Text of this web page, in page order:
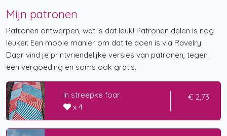
Mijn patronen
Patronen ontwerpen, wat is dat leuk! Patronen delen is nog
leuker. Een mooie manier om dat te doen is via Ravelry.
Daar vind je printvriendelijke versies van patronen, tegen
een vergoeding en soms ook gratis.
In streepke foar
x 4
€ 2,73